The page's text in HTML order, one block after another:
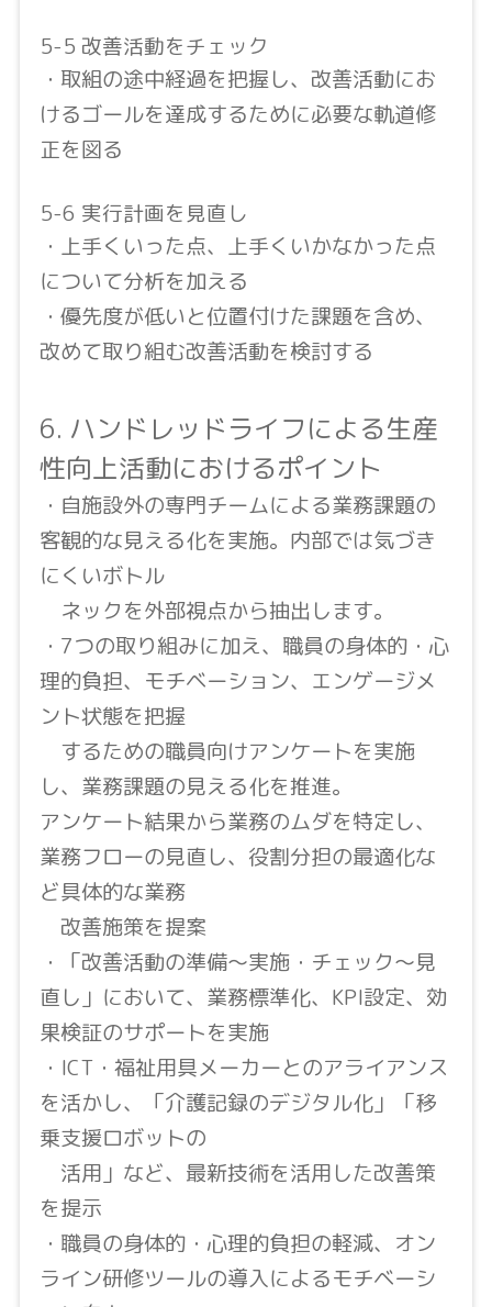
5-5 改善活動をチェック
・取組の途中経過を把握し、改善活動にお
けるゴールを達成するために必要な軌道修
正を図る
5-6 実行計画を見直し
・上手くいった点、上手くいかなかった点
について分析を加える
・優先度が低いと位置付けた課題を含め、
改めて取り組む改善活動を検討する
6. ハンドレッドライフによる生産
性向上活動におけるポイント
・自施設外の専門チームによる業務課題の
客観的な見える化を実施。内部では気づき
にくいボトル
ネックを外部視点から抽出します。
・7つの取り組みに加え、職員の身体的・心
理的負担、モチベーション、エンゲージメ
ント状態を把握
するための職員向けアンケートを実施
し、業務課題の見える化を推進。
アンケート結果から業務のムダを特定し、
業務フローの見直し、役割分担の最適化な
ど具体的な業務
改善施策を提案
・「改善活動の準備〜実施・チェック〜見
直し」において、業務標準化、KPI設定、効
果検証のサポートを実施
・ICT・福祉用具メーカーとのアライアンス
を活かし、「介護記録のデジタル化」「移
乗支援ロボットの
活用」など、最新技術を活用した改善策
を提示
・職員の身体的・心理的負担の軽減、オン
ライン研修ツールの導入によるモチベーシ